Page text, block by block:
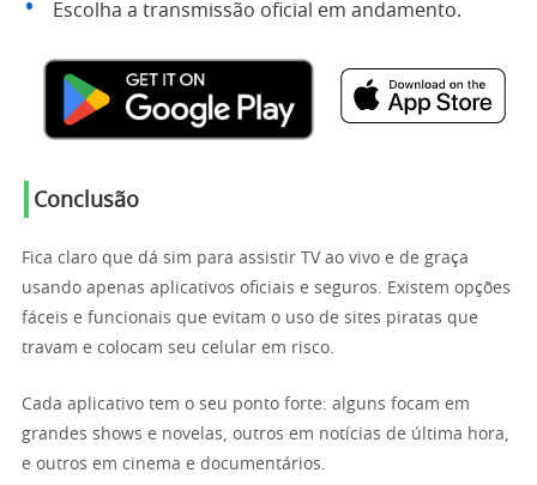
Escolha a transmissão oficial em andamento.
Conclusão
Fica claro que dá sim para assistir TV ao vivo e de graça
usando apenas aplicativos oficiais e seguros. Existem opções
fáceis e funcionais que evitam o uso de sites piratas que
travam e colocam seu celular em risco.
Cada aplicativo tem o seu ponto forte: alguns focam em
grandes shows e novelas, outros em notícias de última hora,
e outros em cinema e documentários.